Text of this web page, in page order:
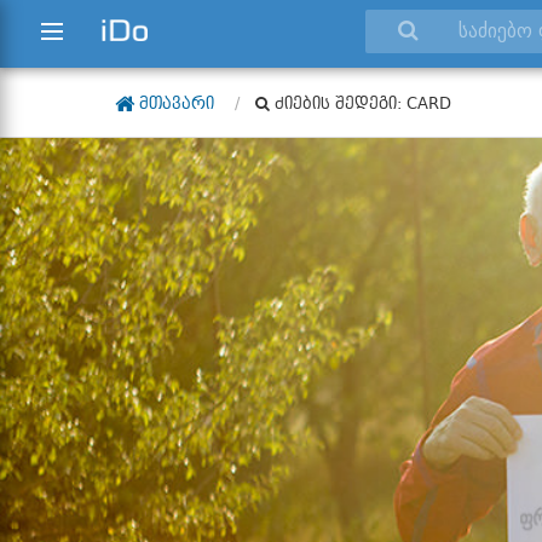
ᲛᲗᲐᲕᲐᲠᲘ ᲫᲘᲔᲑᲘᲡ ᲨᲔᲓᲔᲒᲘ: CARD